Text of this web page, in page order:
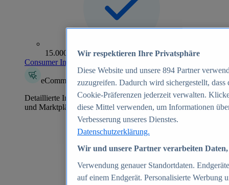
15.000+ Marken
Consumer Insights entdecken
eCommerce Insights
Detaillierte Informationen zu mehr als 39.000 Online-Shops
und Marktplätzen
Wir respektieren Ihre Privatsphäre
Diese Website und unsere 894 Partner
zuzugreifen. Dadurch wird sichergestellt,
Cookie-Präferenzen jederzeit verwalten.
diese Mittel verwenden, um Informationen
Verbesserung unseres Dienstes.
Datenschutzerklärung.
Wir und unsere Partner verarbeiten
Verwendung genauer Standortdaten.
auf einem Endgerät. Personalisierte Werbung